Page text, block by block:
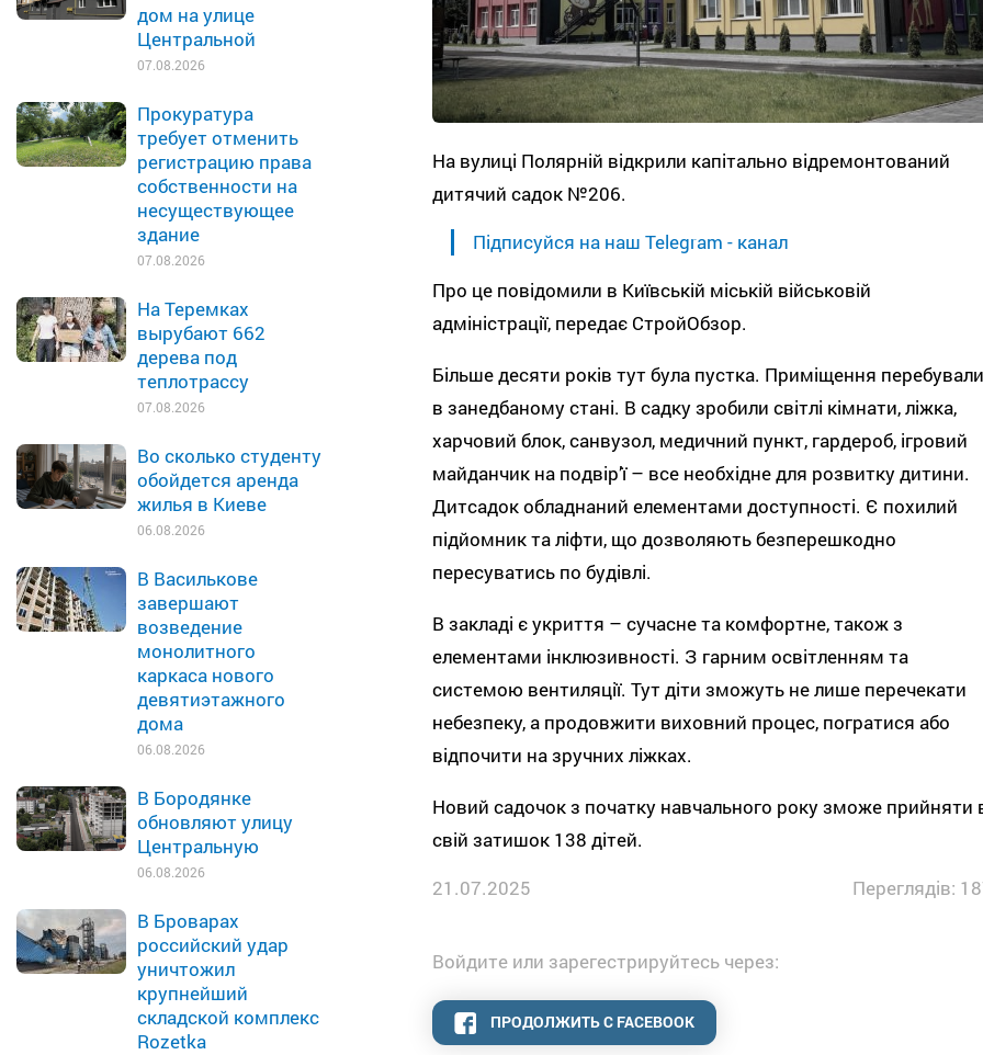
дом на улице
Центральной
07.08.2026
Прокуратура
требует отменить
регистрацию права
собственности на
несуществующее
здание
07.08.2026
На Теремках
вырубают 662
дерева под
теплотрассу
07.08.2026
Во сколько студенту
обойдется аренда
жилья в Киеве
06.08.2026
В Василькове
завершают
возведение
монолитного
каркаса нового
девятиэтажного
дома
06.08.2026
В Бородянке
обновляют улицу
Центральную
06.08.2026
В Броварах
российский удар
уничтожил
крупнейший
складской комплекс
Rozetka
На вулиці Полярній відкрили капітально відремонтований
дитячий садок №206.
Підписуйся на наш Telegram - канал
Про це повідомили в Київській міській військовій
адміністрації, передає СтройОбзор.
Більше десяти років тут була пустка. Приміщення перебували
в занедбаному стані. В садку зробили світлі кімнати, ліжка,
харчовий блок, санвузол, медичний пункт, гардероб, ігровий
майданчик на подвір’ї – все необхідне для розвитку дитини.
Дитсадок обладнаний елементами доступності. Є похилий
підйомник та ліфти, що дозволяють безперешкодно
пересуватись по будівлі.
В закладі є укриття – сучасне та комфортне, також з
елементами інклюзивності. З гарним освітленням та
системою вентиляції. Тут діти зможуть не лише перечекати
небезпеку, а продовжити виховний процес, погратися або
відпочити на зручних ліжках.
Новий садочок з початку навчального року зможе прийняти
свій затишок 138 дітей.
21.07.2025
Переглядів:
Войдите или зарегестрируйтесь через:
ПРОДОЛЖИТЬ С FACEBOOK